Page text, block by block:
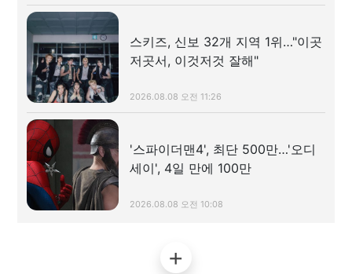
스키즈, 신보 32개 지역 1위…"이곳
저곳서, 이것저것 잘해"
2026.08.08 오전 11:26
'스파이더맨4', 최단 500만…'오디
세이', 4일 만에 100만
2026.08.08 오전 10:08